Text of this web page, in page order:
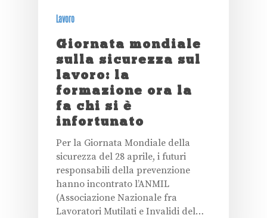
Lavoro
Giornata mondiale
sulla sicurezza sul
lavoro: la
formazione ora la
fa chi si è
infortunato
Per la Giornata Mondiale della
sicurezza del 28 aprile, i futuri
responsabili della prevenzione
hanno incontrato l’ANMIL
(Associazione Nazionale fra
Lavoratori Mutilati e Invalidi del…